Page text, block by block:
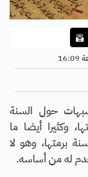
حول السنة
وكثيرا أيضا ما
برمتها، وهو لا
له من أساسه.